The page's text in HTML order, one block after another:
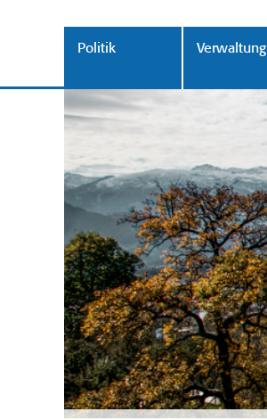
Politik Verwaltung